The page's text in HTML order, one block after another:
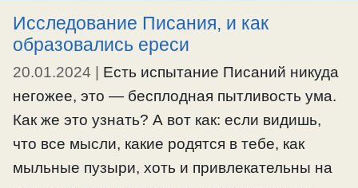
Исследование Писания, и как
образовались ереси
20.01.2024
Есть испытание Писаний никуда
негожее, это — бесплодная пытливость ума.
Как же это узнать? А вот как: если видишь,
что все мысли, какие родятся в тебе, как
мыльные пузыри, хоть и привлекательны на